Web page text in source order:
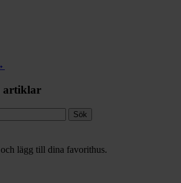
artiklar
lägg till dina favorithus.